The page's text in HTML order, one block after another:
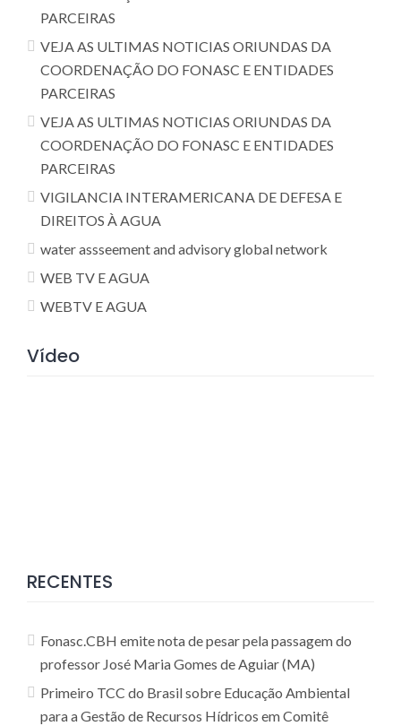
PARCEIRAS
VEJA AS ULTIMAS NOTICIAS ORIUNDAS DA
COORDENAÇÃO DO FONASC E ENTIDADES
PARCEIRAS
VEJA AS ULTIMAS NOTICIAS ORIUNDAS DA
COORDENAÇÃO DO FONASC E ENTIDADES
PARCEIRAS
VIGILANCIA INTERAMERICANA DE DEFESA E
DIREITOS À AGUA
water assseement and advisory global network
WEB TV E AGUA
WEBTV E AGUA
Vídeo
RECENTES
Fonasc.CBH emite nota de pesar pela passagem do
professor José Maria Gomes de Aguiar (MA)
Primeiro TCC do Brasil sobre Educação Ambiental
para a Gestão de Recursos Hídricos em Comitê